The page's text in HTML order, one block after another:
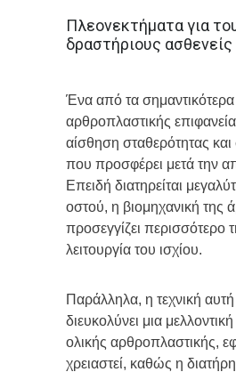
Πλεονεκτήματα για
δραστήριους ασθενείς
Ένα από τα
αρθροπλαστικής
αίσθηση σταθερότητας και
που προσφέρει μετά την
Επειδή διατηρείται
οστού, η βιομηχανική της
προσεγγίζει περισσότερο
λειτουργία του ισχίου.
Παράλληλα, η τεχνική
διευκολύνει μια
ολικής αρθροπλαστικής,
χρειαστεί, καθώς η